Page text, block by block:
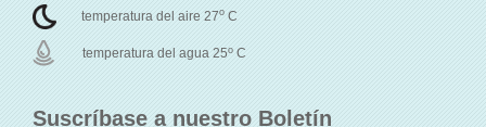
Suscríbase a nuestro Boletín
temperatura del aire 27o C
temperatura del agua 25o C